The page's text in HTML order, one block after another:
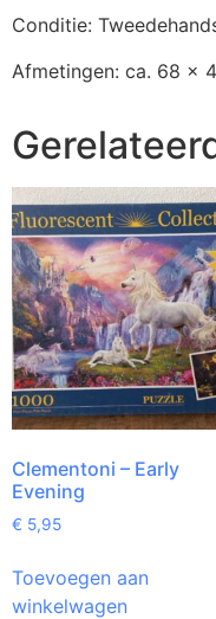
Conditie:
Afmetingen: ca. 68 x
Clementoni – Early
Evening
€ 5,95
Toevoegen aan
winkelwagen